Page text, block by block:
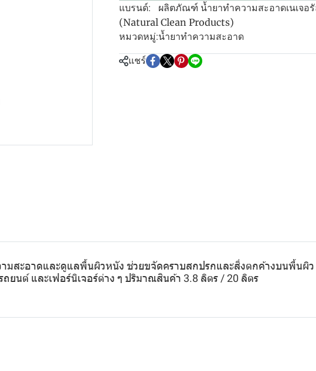
แบรนด์:
ผลิตภัณฑ์ น้ำยาทำความสะอาดเนเจอ
(Natural Clean Products)
หมวดหมู่:น้ำยาทำความสะอาด
แชร์
มสะอาดและดูแลพื้นผิวหนัง ช่วยขจัดคราบสกปรกและสิ่งตกค้างบนพื้นผิ
ยนต์ และเฟอร์นิเจอร์ต่าง ๆ ปริมาณสินค้า 3.8 ลิตร / 20 ลิตร